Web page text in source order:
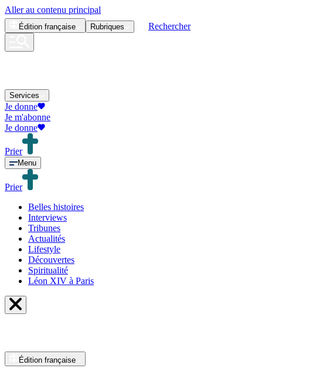
Aller au contenu principal
Édition française Rubriques Rechercher
Services
Je donne
Je m'abonne
Je donne
Prier
Menu
Prier
Belles histoires
Interviews
Tribunes
Actualités
Lifestyle
Découvertes
Spiritualité
Léon XIV à Paris
Édition française